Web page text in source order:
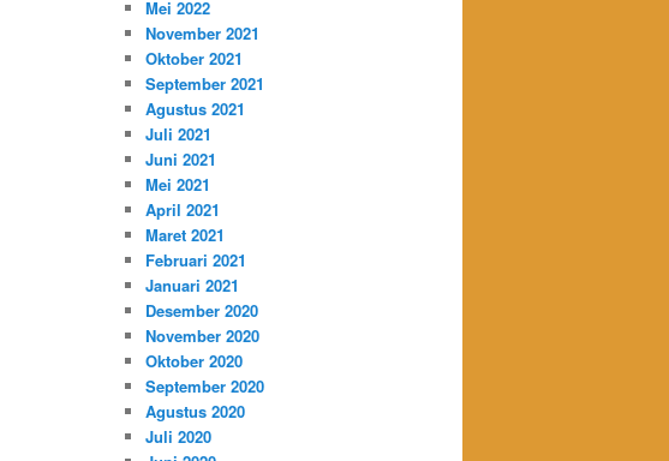
Mei 2022
November 2021
Oktober 2021
September 2021
Agustus 2021
Juli 2021
Juni 2021
Mei 2021
April 2021
Maret 2021
Februari 2021
Januari 2021
Desember 2020
November 2020
Oktober 2020
September 2020
Agustus 2020
Juli 2020